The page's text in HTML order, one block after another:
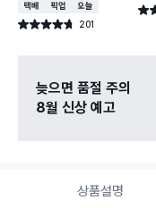
택배배송매장픽업오늘배송
별점 4.7점 201
건 작성
별
늦으면 품절 주의
8월 신상 예고
상품설명